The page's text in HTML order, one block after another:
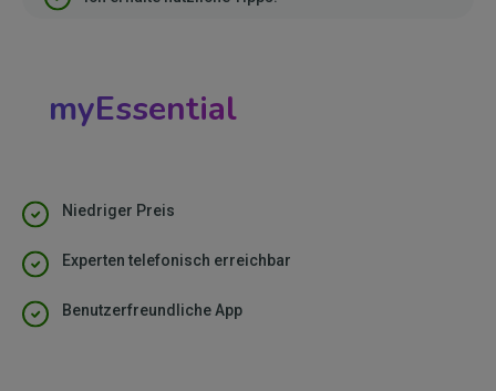
myEssential
Niedriger Preis
Experten telefonisch erreichbar
Benutzerfreundliche App